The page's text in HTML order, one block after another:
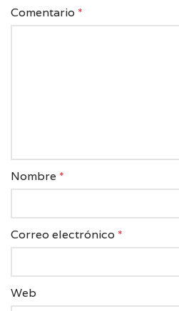
Comentario *
Nombre *
Correo electrónico *
Web